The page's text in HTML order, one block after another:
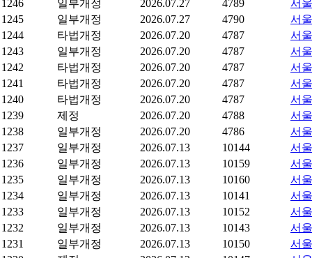
1246
일부개정 2026.07.27 4789
서
1245
일부개정 2026.07.27 4790
서
1244
타법개정 2026.07.20 4787
서
1243
일부개정 2026.07.20 4787
서
1242
타법개정 2026.07.20 4787
서
1241
타법개정 2026.07.20 4787
서
1240
타법개정 2026.07.20 4787
서
1239
제정 2026.07.20 4788
서
1238
일부개정 2026.07.20 4786
서
1237
일부개정 2026.07.13 10144
서
1236
일부개정 2026.07.13 10159
서
1235
일부개정 2026.07.13 10160
서
1234
일부개정 2026.07.13 10141
서
1233
일부개정 2026.07.13 10152
서
1232
일부개정 2026.07.13 10143
서
1231
일부개정 2026.07.13 10150
서